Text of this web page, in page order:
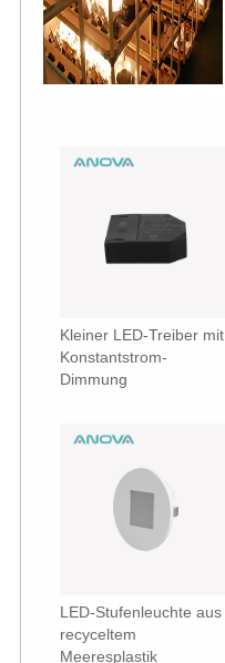
Kleiner LED-Treiber mit
Konstantstrom-
Dimmung
LED-Stufenleuchte aus
recyceltem
Meeresplastik